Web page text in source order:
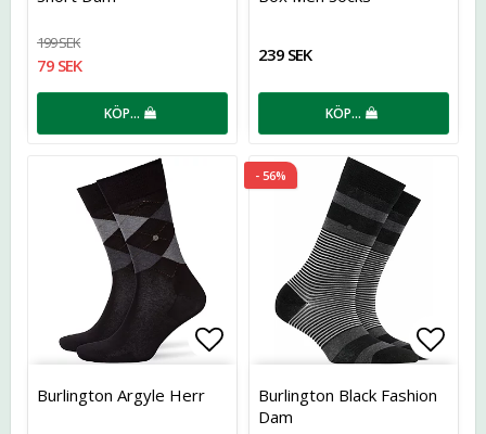
199 SEK
79 SEK
KÖP…
239 SEK
KÖP…
Lägg till i favoritlistan
Burlington Argyle Herr
- 56%
Burlington Black Fashion
Dam